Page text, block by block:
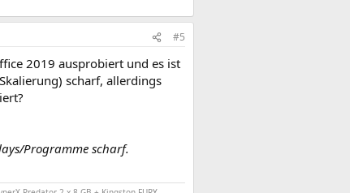
#5
2019 ausprobiert und es ist
scharf, allerdings
Programme scharf.